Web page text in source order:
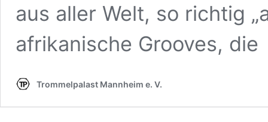
aus aller Welt, so richtig
afrikanische Grooves,
Trommelpalast Mannheim e. V.